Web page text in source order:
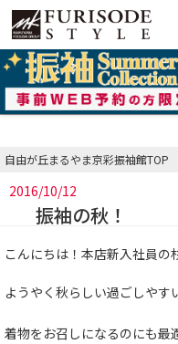
自由が丘まるやま京彩振袖館TOP
2016/10/12
振袖の秋！
こんにちは！本店新入社員の
ようやく秋らしい過ごしやす
着物をお召しになるのにも最